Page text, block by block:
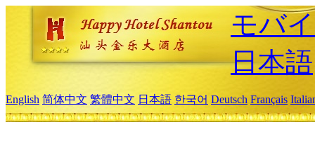
モバ
日本語
English 简体中文 繁體中文 日本語 한국어 Deutsch Français